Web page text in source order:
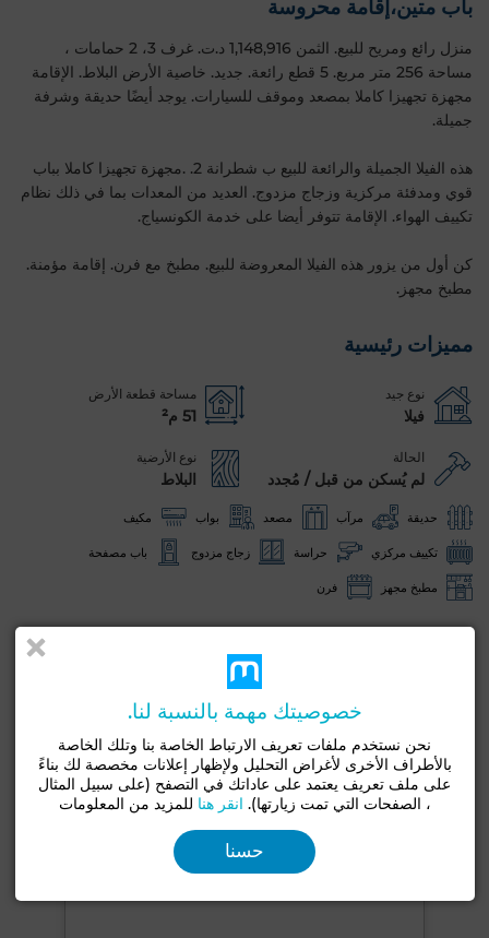
باب متين،إقامة محروسة
منزل رائع ومريح للبيع. الثمن 1,148,916 د.ت. غرف 3، 2 حمامات ،
مساحة 256 متر مربع. 5 قطع رائعة. جديد. خاصية الأرض البلاط. الإقامة
مجهزة تجهيزا كاملا بمصعد وموقف للسيارات. يوجد أيضًا حديقة وشرفة
جميلة.
هذه الفيلا الجميلة والرائعة للبيع ب شطرانة 2. .مجهزة تجهيزا كاملا بباب
قوي ومدفئة مركزية وزجاج مزدوج. العديد من المعدات بما في ذلك نظام
تكييف الهواء. الإقامة تتوفر أيضا على خدمة الكونسياج.
كن أول من يزور هذه الفيلا المعروضة للبيع. مطبخ مع فرن. إقامة مؤمنة.
مطبخ مجهز.
مميزات رئيسية
نوع جيد
فيلا
مساحة قطعة الأرض
51 م²
الحالة
لم يُسكن من قبل / مُجدد
نوع الأرضية
البلاط
حديقة مرآب مصعد بواب مكيف
تكييف مركزي حراسة زجاج مزدوج باب مصفحة
مطبخ مجهز فرن
خصوصيتك مهمة بالنسبة لنا.
نحن نستخدم ملفات تعريف الارتباط الخاصة بنا وتلك الخاصة
بالأطراف الأخرى لأغراض التحليل ولإظهار إعلانات مخصصة لك بناءً
على ملف تعريف يعتمد على عاداتك في التصفح (على سبيل المثال
، الصفحات التي تمت زيارتها). انقر هنا للمزيد من المعلومات
حسنا